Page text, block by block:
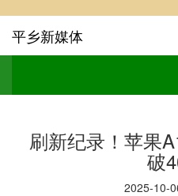
平乡新媒体
刷新纪录！苹果
破
2025-10-